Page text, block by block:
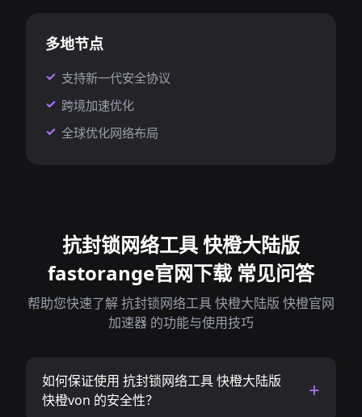
多地节点
支持新一代安全协议
跨境加速优化
全球优化网络布局
抗封锁网络工具 快橙大陆版
fastorange官网下载 常见问答
帮助您快速了解 抗封锁网络工具 快橙大陆版 快橙官网
加速器 的功能与使用技巧
如何保证使用 抗封锁网络工具 快橙大陆版
快橙von 的安全性？